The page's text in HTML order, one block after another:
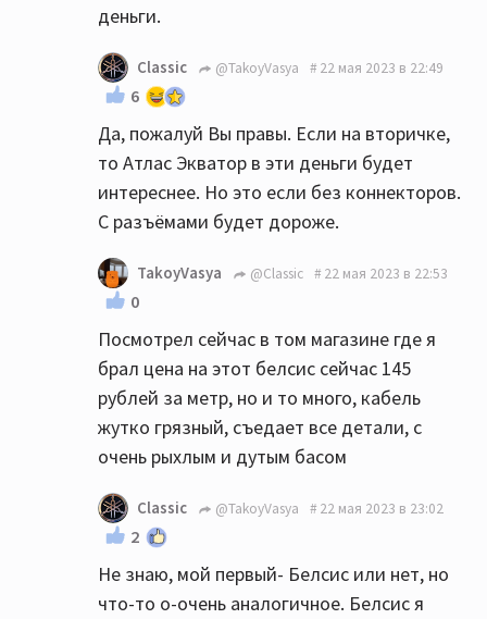
деньги.
Classic @TakoyVasya 22 мая 2023 в 22:49
6
Да, пожалуй Вы правы. Если на вторичке,
то Атлас Экватор в эти деньги будет
интереснее. Но это если без коннекторов.
С разъёмами будет дороже.
TakoyVasya @Classic 22 мая 2023 в 22:53
0
Посмотрел сейчас в том магазине где я
брал цена на этот белсис сейчас 145
рублей за метр, но и то много, кабель
жутко грязный, съедает все детали, с
очень рыхлым и дутым басом
Classic @TakoyVasya 22 мая 2023 в 23:02
2
Не знаю, мой первый- Белсис или нет, но
что-то о-очень аналогичное. Белсис я